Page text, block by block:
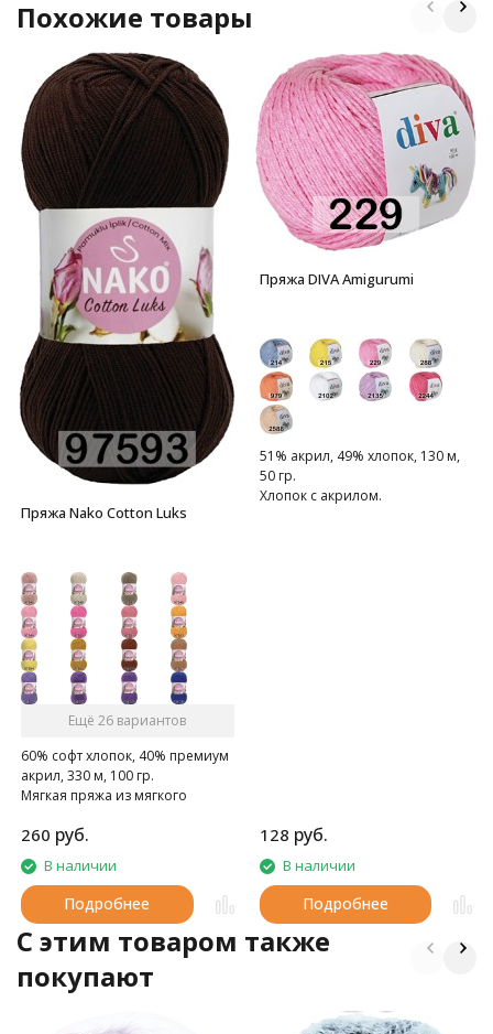
Похожие товары
Пряжа Nako Cotton Luks
Ещё 26 вариантов
60% софт хлопок, 40% премиум
акрил, 330 м, 100 гр.
Мягкая пряжа из мягкого
акрилом
260 руб.
В наличии
Подробнее
Пряжа DIVA Amigurumi
51% акрил, 49% хлопок, 130 м,
50 гр.
Хлопок с акрилом.
128 руб.
В наличии
Подробнее
C этим товаром также
покупают